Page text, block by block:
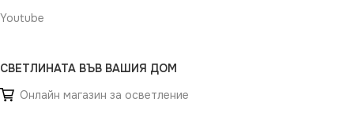
Youtube
СВЕТЛИНАТА ВЪВ ВАШИЯ ДОМ
Онлайн магазин за осветление